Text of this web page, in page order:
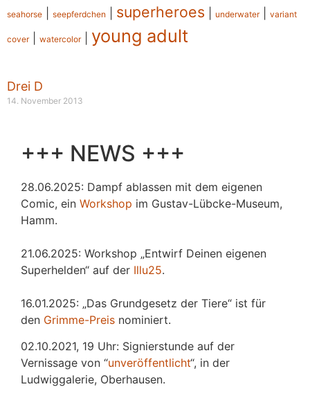
seahorse seepferdchen superheroes underwater| variant
cover| watercolor| young adult
Drei D
14. November 2013
+++ NEWS +++
28.06.2025: Dampf ablassen mit dem eigenen
Comic, ein Workshop im Gustav-Lübcke-Museum,
Hamm.
21.06.2025: Workshop „Entwirf Deinen eigenen
Superhelden“ auf der Illu25.
16.01.2025: „Das Grundgesetz der Tiere“ ist für
den Grimme-Preis nominiert.
02.10.2021, 19 Uhr: Signierstunde auf der
Vernissage von “unveröffentlicht“, in der
Ludwiggalerie, Oberhausen.